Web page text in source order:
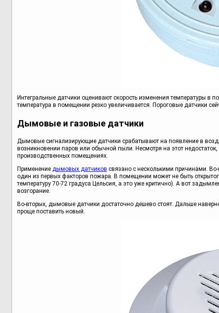
Интегральные датчики оценивают скорость изменения температуры
температура в помещении резко увеличивается. Пороговые датчики
Дымовые и газовые датчики
Дымовые сигнализирующие датчики срабатывают на появление в
возникновении паров или обычной пыли. Несмотря на этот
производственных помещениях.
Применение дымовых датчиков связано с несколькими причинами.
один из первых факторов пожара. В помещении может не быть
температуру 70-72 градуса Цельсия, а это уже критично). А вот
возгорание.
Во-вторых, дымовые датчики достаточно дешево стоят. Дальше
проще поставить новый.